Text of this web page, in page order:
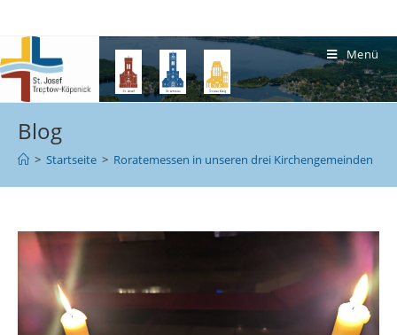
Menü
Blog
> Startseite > Roratemessen in unseren drei Kirchengemeinden